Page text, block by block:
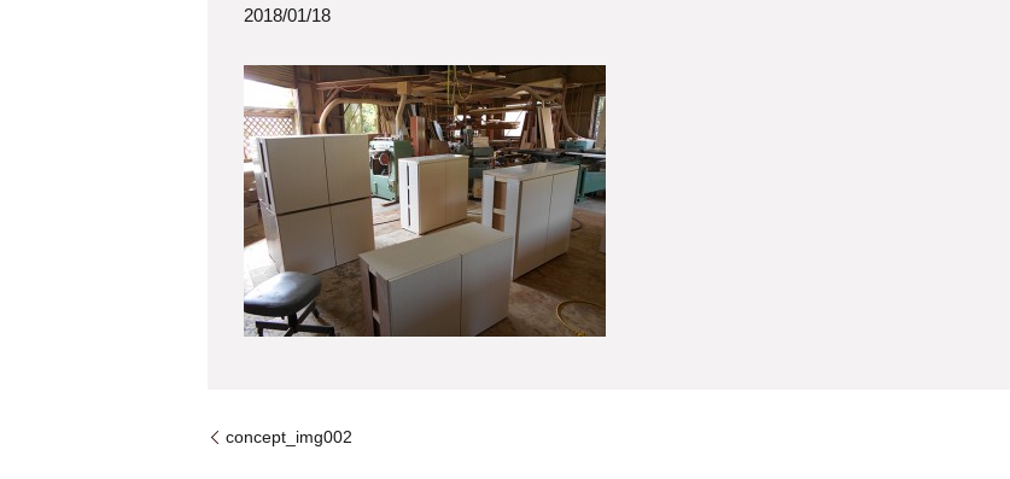
2018/01/18
concept_img002